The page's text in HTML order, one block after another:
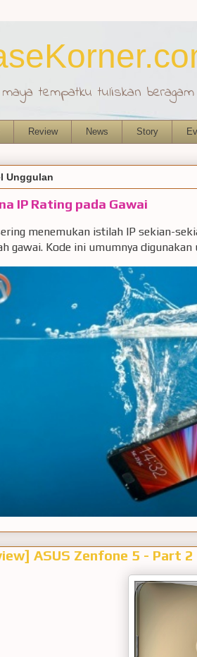
tempatku tuliskan
Review News Story
Unggulan
IP Rating pada Gawai
menemukan istilah IP sekian-
gawai. Kode ini umumnya digunakan
ASUS Zenfone 5 - Part 2